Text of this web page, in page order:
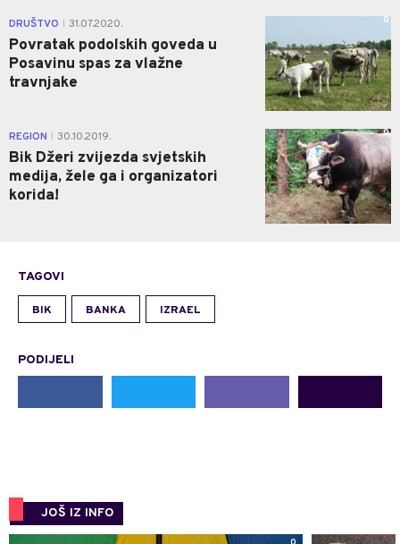
DRUŠTVO 31.07.2020.
Povratak podolskih goveda u
Posavinu spas za vlažne
travnjake
0
REGION 30.10.2019.
Bik Džeri zvijezda svjetskih
medija, žele ga i organizatori
korida!
0
TAGOVI
BIK BANKA IZRAEL
PODIJELI
JOŠ IZ INFO